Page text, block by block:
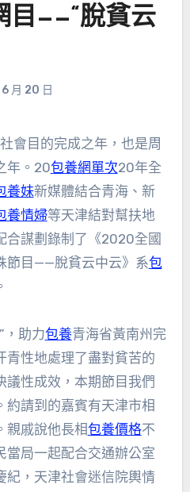
目——“脫貧云
月 20 日
年。20包養網單次20年全
養妹新媒體結合青海、新
養情婦等天津結對幫扶地
合謀劃錄制了《2020全國
節目——脫貧云中云》系包
，助力包養青海省黃南州完
青性地處理了盡對貧苦的
議性成效，本期節目我們
約請到的嘉賓有天津市相
親戚說他長相包養價格不
當局一起配合交通辦公室
紀，天津社會迷信院輿情